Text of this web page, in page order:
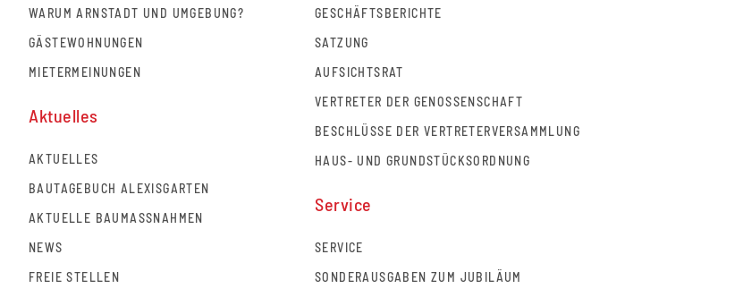
WARUM ARNSTADT UND UMGEBUNG?
GÄSTEWOHNUNGEN
MIETERMEINUNGEN
Aktuelles
AKTUELLES
BAUTAGEBUCH ALEXISGARTEN
AKTUELLE BAUMASSNAHMEN
NEWS
FREIE STELLEN
GESCHÄFTSBERICHTE
SATZUNG
AUFSICHTSRAT
VERTRETER DER GENOSSENSCHAFT
BESCHLÜSSE DER VERTRETERVERSAMMLUNG
HAUS- UND GRUNDSTÜCKSORDNUNG
Service
SERVICE
SONDERAUSGABEN ZUM JUBILÄUM